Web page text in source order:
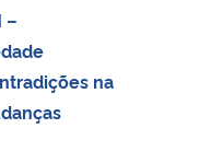
–
na